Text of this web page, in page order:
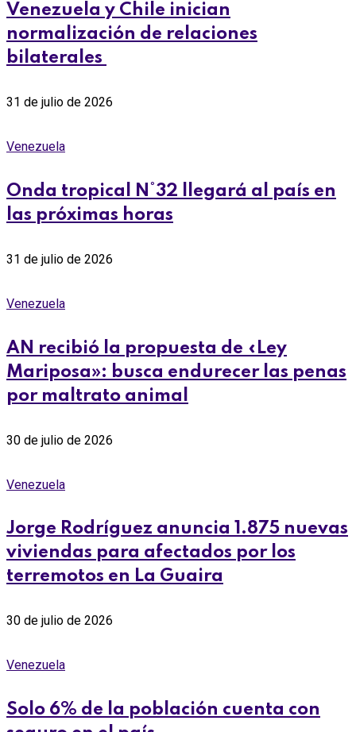
Venezuela y Chile inician
normalización de relaciones
bilaterales ‎
31 de julio de 2026
Venezuela
Onda tropical N°32 llegará al país en
las próximas horas
31 de julio de 2026
Venezuela
AN recibió la propuesta de «Ley
Mariposa»: busca endurecer las penas
por maltrato animal
30 de julio de 2026
Venezuela
Jorge Rodríguez anuncia 1.875 nuevas
viviendas para afectados por los
terremotos en La Guaira
30 de julio de 2026
Venezuela
Solo 6% de la población cuenta con